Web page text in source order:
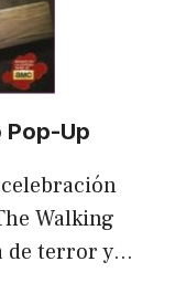
Pop-Up
Walking
de terror y…